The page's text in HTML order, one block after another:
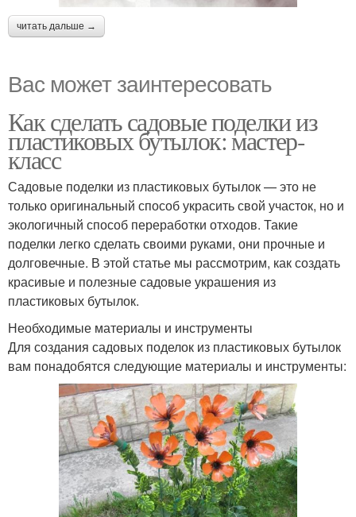
читать дальше →
Вас может заинтересовать
Как сделать садовые поделки из
пластиковых бутылок: мастер-
класс
Садовые поделки из пластиковых бутылок — это не
только оригинальный способ украсить свой участок, но и
экологичный способ переработки отходов. Такие
поделки легко сделать своими руками, они прочные и
долговечные. В этой статье мы рассмотрим, как создать
красивые и полезные садовые украшения из
пластиковых бутылок.
Необходимые материалы и инструменты
Для создания садовых поделок из пластиковых бутылок
вам понадобятся следующие материалы и инструменты: